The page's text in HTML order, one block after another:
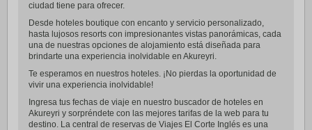
ciudad tiene para ofrecer.
Desde hoteles boutique con encanto y servicio personalizado,
hasta lujosos resorts con impresionantes vistas panorámicas, cada
una de nuestras opciones de alojamiento está diseñada para
brindarte una experiencia inolvidable en Akureyri.
Te esperamos en nuestros hoteles. ¡No pierdas la oportunidad de
vivir una experiencia inolvidable!
Ingresa tus fechas de viaje en nuestro buscador de hoteles en
Akureyri y sorpréndete con las mejores tarifas de la web para tu
destino. La central de reservas de Viajes El Corte Inglés es una